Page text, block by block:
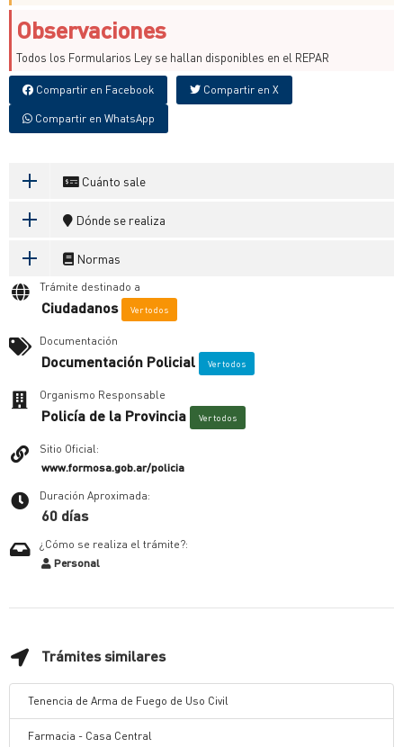
Observaciones
Todos los Formularios Ley se hallan disponibles en el REPAR
Compartir en Facebook Compartir en X
Compartir en WhatsApp
Cuánto sale
Dónde se realiza
Normas
Trámite destinado a
Ciudadanos Ver todos
Documentación
Documentación Policial Ver todos
Organismo Responsable
Policía de la Provincia Ver todos
Sitio Oficial:
www.formosa.gob.ar/policia
Duración Aproximada:
60 días
¿Cómo se realiza el trámite?:
Personal
Trámites similares
Tenencia de Arma de Fuego de Uso Civil
Farmacia - Casa Central